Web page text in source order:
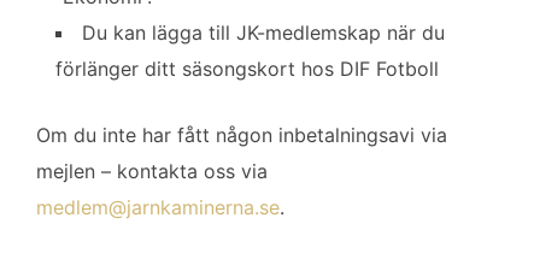
Du kan lägga till JK-medlemskap när du
förlänger ditt säsongskort hos DIF Fotboll
Om du inte har fått någon inbetalningsavi via
mejlen – kontakta oss via
medlem@jarnkaminerna.se.